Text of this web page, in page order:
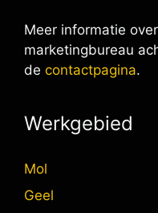
Meer informatie
marketingbureau
de contactpagina.
Werkgebied
Mol
Geel